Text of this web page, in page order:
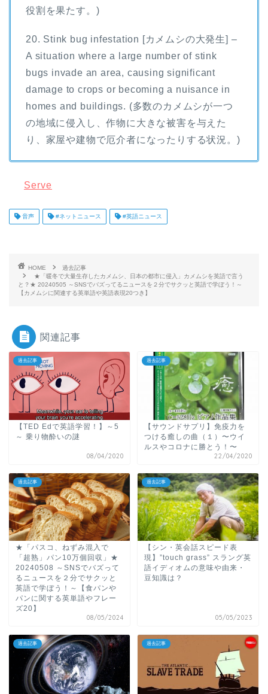
役割を果たす。)
20. Stink bug infestation [カメムシの大発生] –
A situation where a large number of stink
bugs invade an area, causing significant
damage to crops or becoming a nuisance in
homes and buildings. (多数のカメムシが一つ
の地域に侵入し、作物に大きな被害を与えた
り、家屋や建物で厄介者になったりする状況。)
Serve
音声 #ネットニュース #英語ニュース
HOME
過去記事
★「暖冬で大量生存したカメムシ、日本の都市に侵入」カメムシを英語で言う
と？★ 20240505 ～SNSでバズってるニュースを２分でサクッと英語で学ぼう！～
【カメムシに関連する英単語や英語表現20つき】
関連記事
過去記事
【TED Edで英語学習！】～5
～ 乗り物酔いの謎
08/04/2020
過去記事
【サウンドサプリ】免疫力を
つける癒しの曲（１）〜ウイ
ルスやコロナに勝とう！〜
22/04/2020
過去記事
★「パスコ、ねずみ混入で
「超熟」パン10万個回収」★
20240508 ～SNSでバズって
るニュースを２分でサクッと
英語で学ぼう！～【食パンや
パンに関する英単語やフレー
ズ20】
08/05/2024
過去記事
【シン・英会話スピード表
現】”touch grass” スラング英
語イディオムの意味や由来・
豆知識は？
05/05/2023
過去記事 過去記事